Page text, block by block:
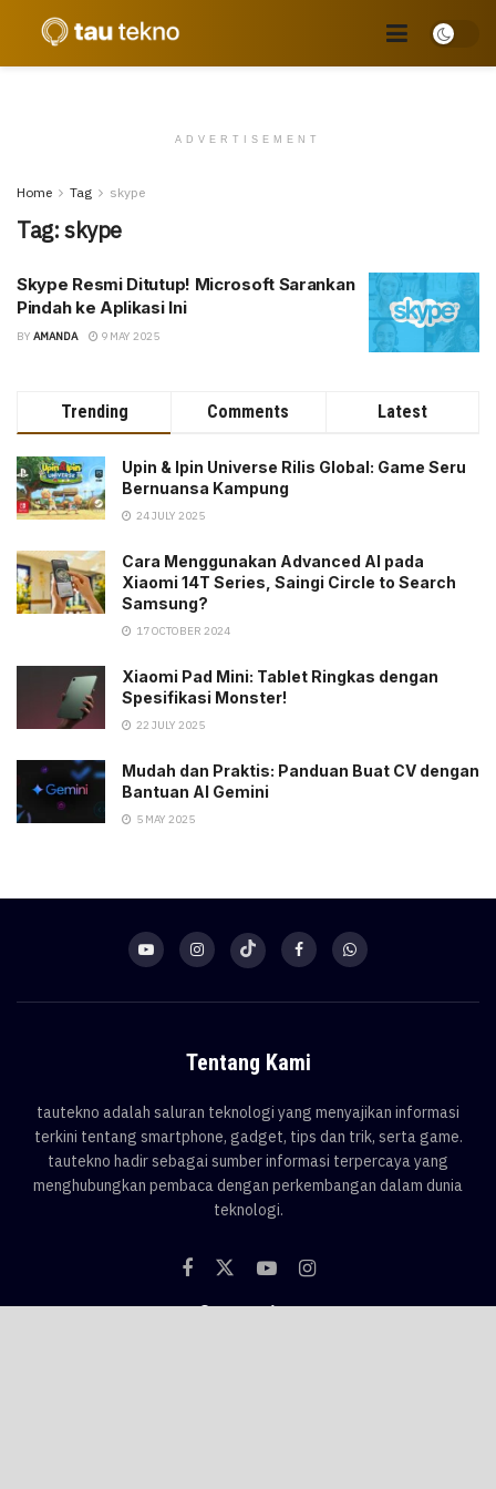
ADVERTISEMENT
Home Tag skype
Tag:skype
Skype Resmi Ditutup! Microsoft Sarankan
Pindah ke Aplikasi Ini
BY AMANDA 9 MAY 2025
Trending Comments Latest
Upin & Ipin Universe Rilis Global: Game Seru
Bernuansa Kampung
24 JULY 2025
Cara Menggunakan Advanced AI pada
Xiaomi 14T Series, Saingi Circle to Search
Samsung?
17 OCTOBER 2024
Xiaomi Pad Mini: Tablet Ringkas dengan
Spesifikasi Monster!
22 JULY 2025
Mudah dan Praktis: Panduan Buat CV dengan
Bantuan AI Gemini
5 MAY 2025
Tentang Kami
tautekno adalah saluran teknologi yang menyajikan informasi
terkini tentang smartphone, gadget, tips dan trik, serta game.
tautekno hadir sebagai sumber informasi terpercaya yang
menghubungkan pembaca dengan perkembangan dalam dunia
teknologi.
Categories